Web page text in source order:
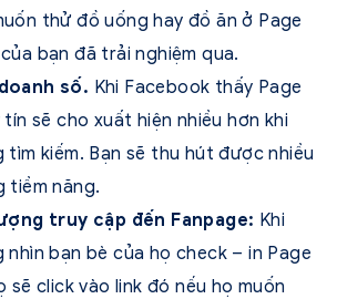
thử đồ uống hay đồ ăn ở Page
bạn đã trải nghiệm qua.
số. Khi Facebook thấy Page
sẽ cho xuất hiện nhiều hơn khi
tìm kiếm. Bạn sẽ thu hút được nhiều
tiềm năng.
truy cập đến Fanpage: Khi
nhìn bạn bè của họ check – in Page
sẽ click vào link đó nếu họ muốn